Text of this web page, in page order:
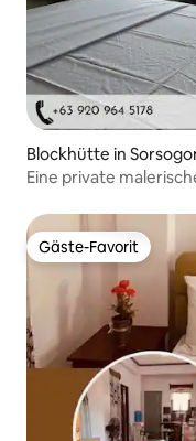
Blockhütte in
Eine private
Gäste-Favorit
Gäste-Favorit